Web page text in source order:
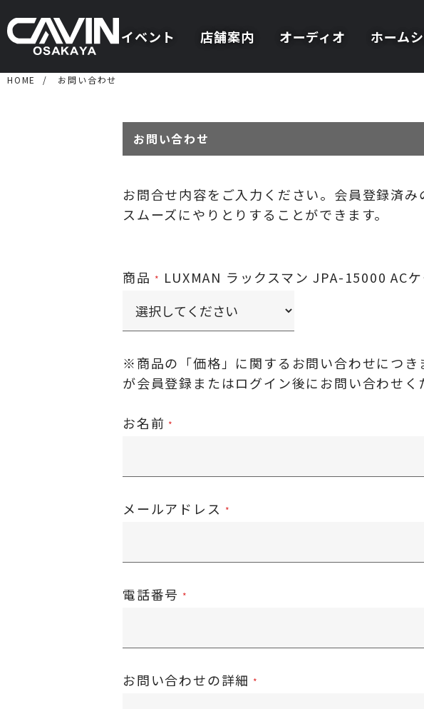
イベント 店舗案内 オーディオ ホーム
HOME お問い合わせ
お問い合わせ
お問合せ内容をご入力ください。会員登録済み
スムーズにやりとりすることができます。
商品 LUXMAN ラックスマン JPA-15000 AC
※商品の「価格」に関するお問い合わせにつ
が会員登録またはログイン後にお問い合わせく
お名前
メールアドレス
電話番号
お問い合わせの詳細